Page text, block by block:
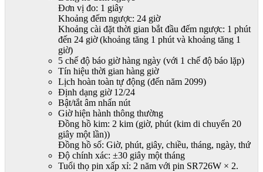
Đơn vị đo: 1 giây
Khoảng đếm ngược: 24 giờ
Khoảng cài đặt thời gian bắt đầu đếm ngược: 1 phút
đến 24 giờ (khoảng tăng 1 phút và khoảng tăng 1
giờ)
5 chế độ báo giờ hàng ngày (với 1 chế độ báo lặp)
Tín hiệu thời gian hàng giờ
Lịch hoàn toàn tự động (đến năm 2099)
Định dạng giờ 12/24
Bật/tắt âm nhấn nút
Giờ hiện hành thông thường
Đồng hồ kim: 2 kim (giờ, phút (kim di chuyển 20
giây một lần))
Đồng hồ số: Giờ, phút, giây, chiều, tháng, ngày, thứ
Độ chính xác: ±30 giây một tháng
Tuổi thọ pin xấp xỉ: 2 năm với pin SR726W × 2.